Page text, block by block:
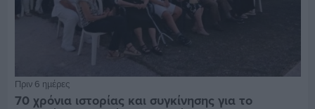
Πριν 6 ημέρες
70 χρόνια ιστορίας και συγκίνησης για το